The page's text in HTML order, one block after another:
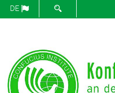
DE SUCHFORMULAR